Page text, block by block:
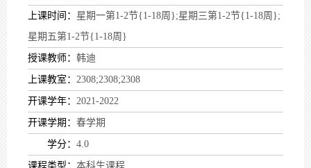
上课时间： 星期一第1-2节{1-18周};星期三第1-2节{1-18周};
星期五第1-2节{1-18周}
授课教师： 韩迪
上课教室： 2308;2308;2308
开课学年： 2021-2022
开课学期： 春学期
学分： 4.0
课程类型： 本科生课程